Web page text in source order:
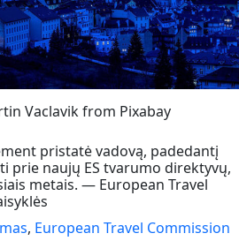
Vaclavik from Pixabay
pristatė vadovą, padedantį
prie naujų ES tvarumo direktyvų,
metais. — European Travel
, European Travel Commission